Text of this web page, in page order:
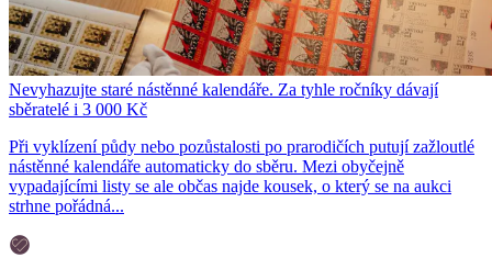
Nevyhazujte staré nástěnné kalendáře. Za tyhle ročníky dávají
sběratelé i 3 000 Kč
Při vyklízení půdy nebo pozůstalosti po prarodičích putují zažloutlé
nástěnné kalendáře automaticky do sběru. Mezi obyčejně
vypadajícími listy se ale občas najde kousek, o který se na aukci
strhne pořádná...